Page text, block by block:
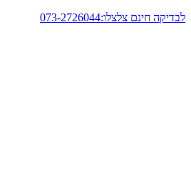
דלג
לבדיקה חינם צלצלו:073-2726044